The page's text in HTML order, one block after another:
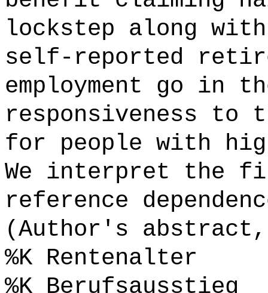
lockstep along
self-reported
employment go in
responsiveness to
for people with
We interpret the
reference
(Author's
%K Rentenalter
%K Berufsausstieg